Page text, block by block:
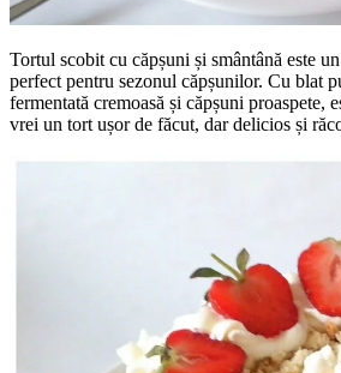
Tortul scobit cu căpșuni și smântână este
perfect pentru sezonul căpșunilor. Cu blat
fermentată cremoasă și căpșuni proaspete,
vrei un tort ușor de făcut, dar delicios și